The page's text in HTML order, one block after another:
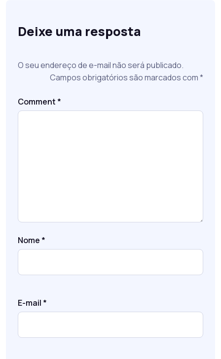
Deixe uma resposta
O seu endereço de e-mail não será publicado.
Campos obrigatórios são marcados com*
Comment *
Nome *
E-mail *